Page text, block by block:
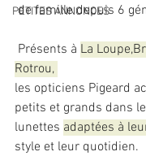
PETITES ANNONCES
de famille depuis 6
Présents à La
Rotrou,
les opticiens Pigeard
petits et grands dans
lunettes adaptées à
style et leur quotidien.